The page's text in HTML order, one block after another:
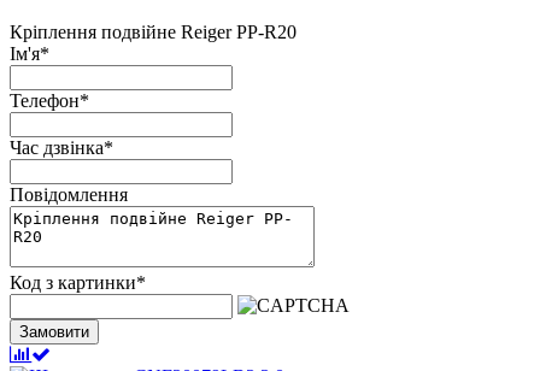
Кріплення подвійне Reiger PP-R20
Ім'я*
Телефон*
Час дзвінка*
Повідомлення
Код з картинки*
Замовити